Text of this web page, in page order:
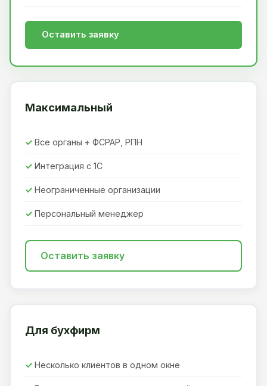
Оставить заявку
Максимальный
Все органы + ФСРАР, РПН
Интеграция с 1С
Неограниченные организации
Персональный менеджер
Оставить заявку
Для бухфирм
Несколько клиентов в одном окне